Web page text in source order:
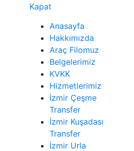
Kapat
Anasayfa
Hakkımızda
Araç Filomuz
Belgelerimiz
KVKK
Hizmetlerimiz
İzmir Çeşme
Transfer
İzmir Kuşadası
Transfer
İzmir Urla